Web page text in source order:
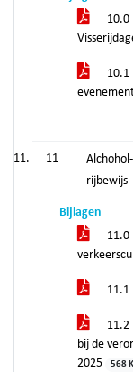
10.0
10.1
11
rijbewijs
Bijlagen
11.0
11.1
11.2
bij de
2025
568